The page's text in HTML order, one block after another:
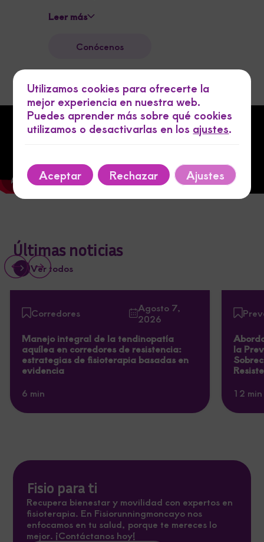
Leer más
Conócenos
Últimas noticias
Ver todos
Corredores
Agosto 7,
2026
Manejo integral de la tendinopatía
aquílea en corredores de resistencia:
estrategias de fisioterapia basadas en
evidencia
6 min
la
12 min
Fisio para ti
Recupera bienestar y movilidad con expertos en
fisioterapia. En Fisiorunningmoncayo nos
enfocamos en tu salud, porque te mereces lo
mejor. ¡Contáctanos hoy!
Utilizamos cookies para ofrecerte la
mejor experiencia en nuestra web.
Puedes aprender más sobre qué cookies
utilizamos o desactivarlas en los ajustes.
Aceptar Rechazar Ajustes